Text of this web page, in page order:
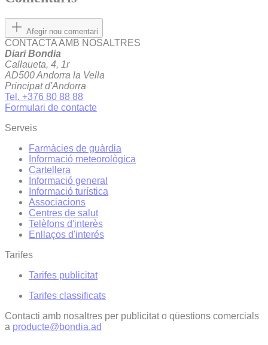
Afegir nou comentari
CONTACTA AMB NOSALTRES
Diari Bondia
Callaueta, 4, 1r
AD500 Andorra la Vella
Principat d'Andorra
Tel. +376 80 88 88
Formulari de contacte
Serveis
Farmàcies de guàrdia
Informació meteorològica
Cartellera
Informació general
Informació turística
Associacions
Centres de salut
Telèfons d'interès
Enllaços d'interés
Tarifes
Tarifes publicitat
Tarifes classificats
Contacti amb nosaltres per publicitat o qüestions comercials
a producte@bondia.ad